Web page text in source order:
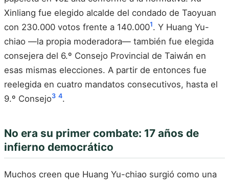
Xinliang fue elegido alcalde del condado de Taoyuan
con 230.000 votos frente a 140.0001. Y Huang Yu-
chiao —la propia moderadora— también fue elegida
consejera del 6.º Consejo Provincial de Taiwán en
esas mismas elecciones. A partir de entonces fue
reelegida en cuatro mandatos consecutivos, hasta el
9.º Consejo3 4.
No era su primer combate: 17 años de
infierno democrático
Muchos creen que Huang Yu-chiao surgió como una